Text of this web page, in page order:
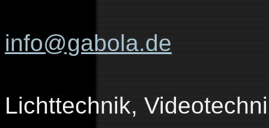
Sie
info@gabola.de
Wir bieten:
Lichttechnik,